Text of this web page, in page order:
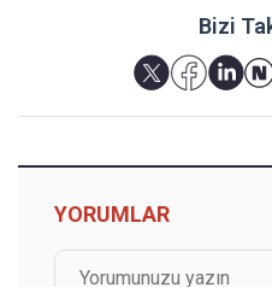
Bizi
YORUMLAR